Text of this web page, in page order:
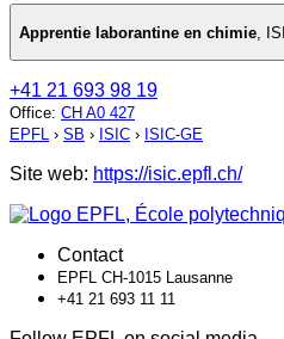
Apprentie laborantine en chimie
+41 21 693 98 19
Office: CH A0 427
EPFL › SB › ISIC › ISIC-GE
Site web: https://isic.epfl.ch/
Contact
EPFL CH-1015 Lausanne
+41 21 693 11 11